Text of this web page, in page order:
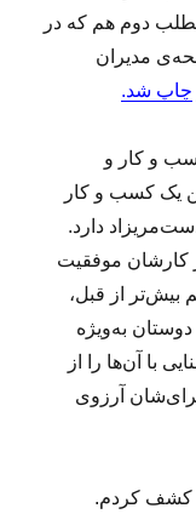
چاپ شد. مطلب دوم هم که در
مدیران
چاپ شد.
و کار و
یک کسب و کار
دارد.
کارشان موفقیت
بیش‌تر از قبل،
دوستان به‌ویژه
با آن‌ها را از
آرزوی
کشف کردم.